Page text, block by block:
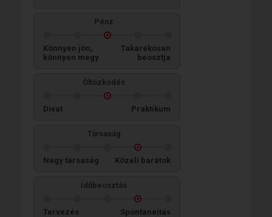
Pénz
Könnyen jön,
könnyen megy
Takarékosan
beosztja
Öltözködés
Divat Praktikum
Társaság
Nagy társaság Közeli barátok
Időbeosztás
Tervezés Spontaneitás